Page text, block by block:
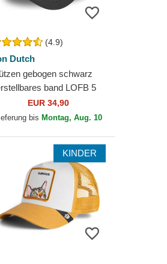
(4.9)
Dutch
gebogen schwarz
band LOFB 5
Von Dutch
EUR 34,90
bis Montag, Aug. 10
KINDER